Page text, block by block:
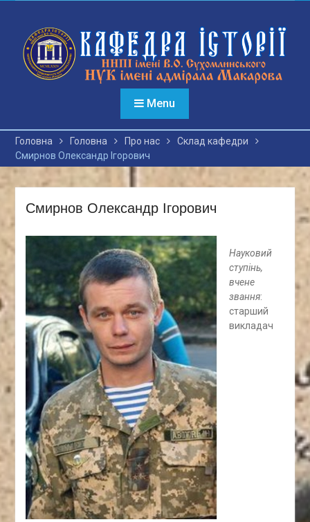
вмісту
Menu
Головна Головна Про нас
Склад кафедри
Смирнов Олександр Ігорович
Смирнов Олександр Ігорович
Науковий
ступінь,
вчене
звання:
старший
викладач